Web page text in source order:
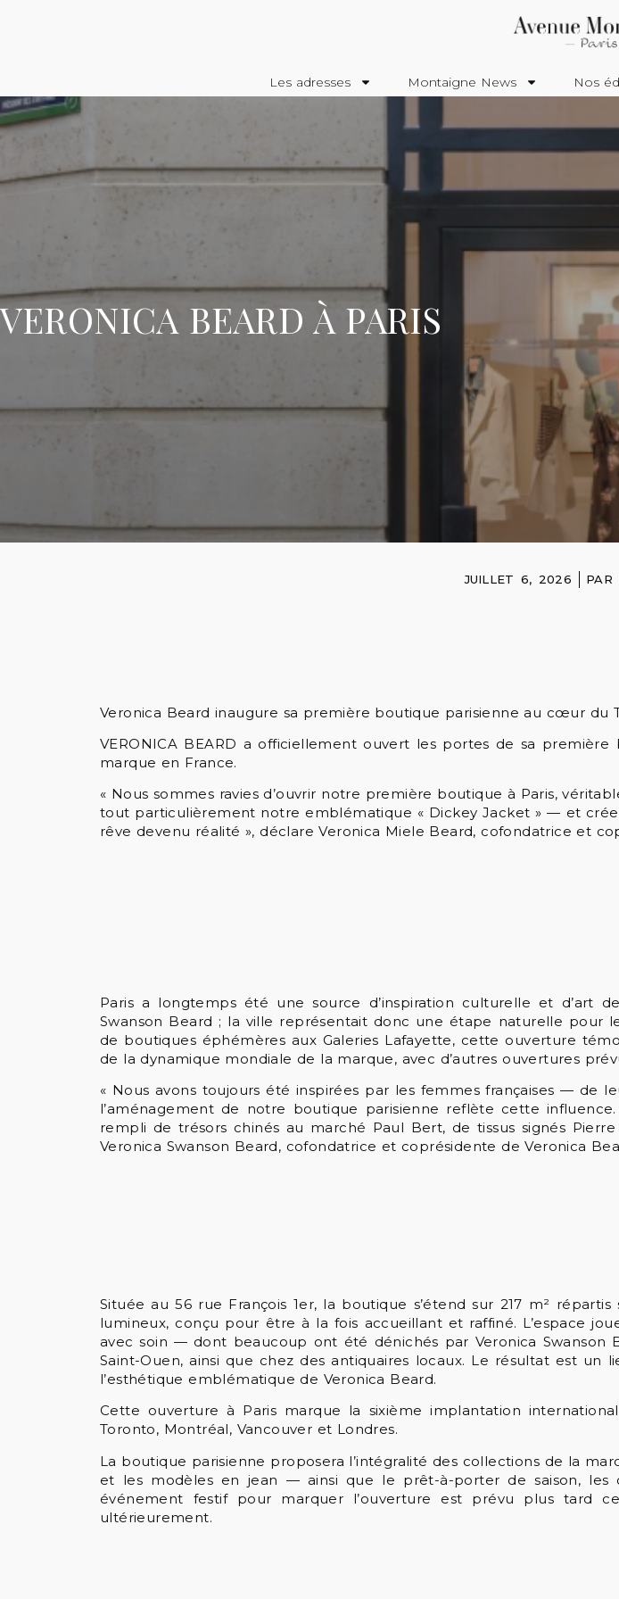
Les adresses Montaigne News Nos
VERONICA BEARD À PARIS
JUILLET 6, 2026 PAR
Veronica Beard inaugure sa première boutique parisienne au cœur du
VERONICA BEARD a officiellement ouvert les portes de sa
marque en France.
« Nous sommes ravies d’ouvrir notre première boutique à Paris,
tout particulièrement notre emblématique « Dickey Jacket » — et
rêve devenu réalité », déclare Veronica Miele Beard, cofondatrice et
Paris a longtemps été une source d’inspiration culturelle et d’art
Swanson Beard ; la ville représentait donc une étape naturelle pour
de boutiques éphémères aux Galeries Lafayette, cette ouverture
de la dynamique mondiale de la marque, avec d’autres ouvertures
« Nous avons toujours été inspirées par les femmes françaises —
l’aménagement de notre boutique parisienne reflète cette
rempli de trésors chinés au marché Paul Bert, de tissus signés
Veronica Swanson Beard, cofondatrice et coprésidente de Veronica
Située au 56 rue François 1er, la boutique s’étend sur 217 m²
lumineux, conçu pour être à la fois accueillant et raffiné. L’espace
avec soin — dont beaucoup ont été dénichés par Veronica Swanson
Saint-Ouen, ainsi que chez des antiquaires locaux. Le résultat est
l’esthétique emblématique de Veronica Beard.
Cette ouverture à Paris marque la sixième implantation
Toronto, Montréal, Vancouver et Londres.
La boutique parisienne proposera l’intégralité des collections de la
et les modèles en jean — ainsi que le prêt-à-porter de saison, les
événement festif pour marquer l’ouverture est prévu plus tard
ultérieurement.